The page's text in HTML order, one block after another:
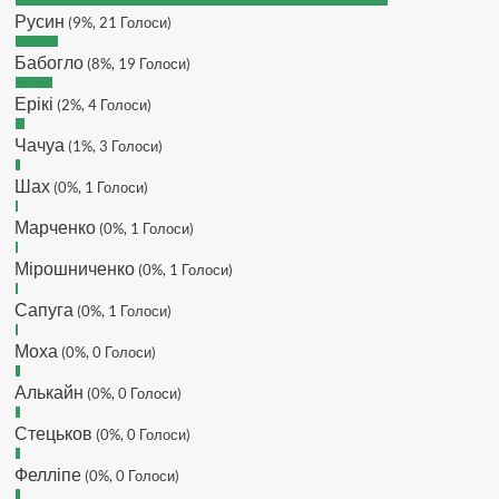
DJGycle : Tamada
Makiavelli :
Makiavelli :
MaRiO :Трансфери такі шо слів
провалу 🙁
Hatsyk:Makiavelli, вітаємо на
буде ще активніший з часом)
Hatsyk:Та Кузик ще ок, а
перспективи, хз хз
трансляцію товарняка з Минаєм
https://www.youtube.com/live/Qb1ebGeOfZ8?
si=GU46Q4zlJQd2L-W8
Hatsyk:А ще на сайті триває
Русин (9%, 21 Голоси)
Бабогло (8%, 19 Голоси)
Ерікі (2%, 4 Голоси)
Чачуа (1%, 3 Голоси)
Шах (0%, 1 Голоси)
Марченко (0%, 1 Голоси)
Мірошниченко (0%, 1 Голоси)
Сапуга (0%, 1 Голоси)
Моха (0%, 0 Голоси)
Алькайн (0%, 0 Голоси)
Стецьков (0%, 0 Голоси)
Фелліпе (0%, 0 Голоси)